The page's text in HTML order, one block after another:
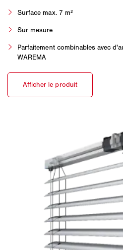
Surface max. 7 m²
Sur mesure
Parfaitement combinables avec
WAREMA